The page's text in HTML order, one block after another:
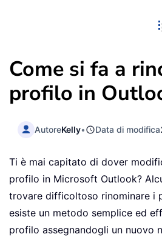
Come si fa a
profilo in
AutoreKelly• Data di modifica
Ti è mai capitato di dover
profilo in Microsoft Outlook?
trovare difficoltoso rinominare i
esiste un metodo semplice ed
profilo assegnandogli un nuovo